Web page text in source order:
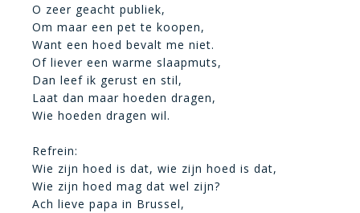
O zeer geacht publiek,
Om maar een pet te koopen,
Want een hoed bevalt me niet.
Of liever een warme slaapmuts,
Dan leef ik gerust en stil,
Laat dan maar hoeden dragen,
Wie hoeden dragen wil.
Refrein:
Wie zijn hoed is dat, wie zijn hoed is dat,
Wie zijn hoed mag dat wel zijn?
Ach lieve papa in Brussel,